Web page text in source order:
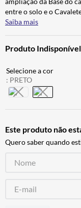
entre o solo e o
Saiba mais
Produto Indisponível
: PRETO
Este produto não
Quero saber quando
9º AIROH